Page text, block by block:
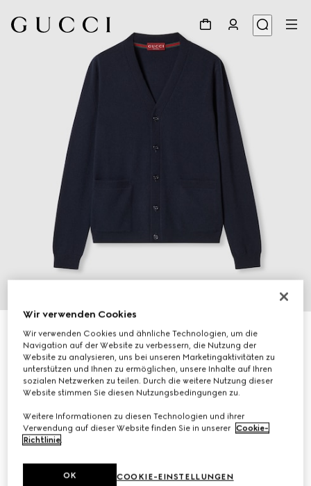
Cardigan aus feinem Kaschmir mit Intarsie
CHF 1,020
Wir verwenden Cookies
Wir verwenden Cookies und ähnliche Technologien, um die
Navigation auf der Website zu verbessern, die Nutzung der
Website zu analysieren, uns bei unseren Marketingaktivitäten zu
unterstützen und Ihnen zu ermöglichen, unsere Inhalte auf Ihren
sozialen Netzwerken zu teilen. Durch die weitere Nutzung dieser
Website stimmen Sie diesen Nutzungsbedingungen zu.
Weitere Informationen zu diesen Technologien und ihrer
Verwendung auf dieser Website finden Sie in unserer Cookie-
Richtlinie.
COOKIE-EINSTELLUNGEN
OK